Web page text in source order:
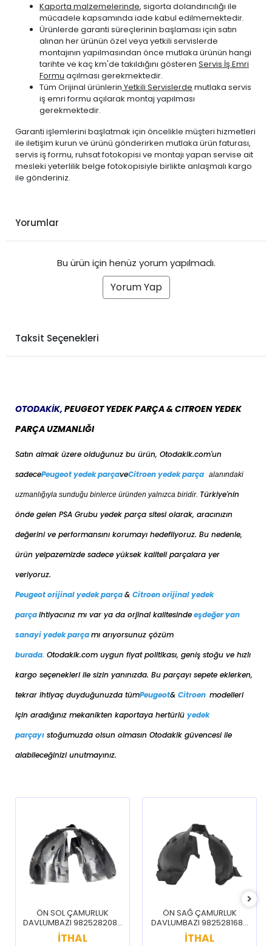
Kaporta malzemelerinde, sigorta dolandırıcılığı ile
mücadele kapsamında iade kabul edilmemektedir.
Ürünlerde garanti süreçlerinin başlaması için satın
alınan her ürünün özel veya yetkili servislerde
montajının yapılmasından önce mutlaka ürünün hangi
tarihte ve kaç km'de takıldığını gösteren Servis İş Emri
Formu açılması gerekmektedir.
Tüm Orijinal ürünlerin Yetkili Servislerde mutlaka servis
iş emri formu açılarak montaj yapılması
gerekmektedir.
Garanti işlemlerini başlatmak için öncelikle müşteri hizmetleri
ile iletişim kurun ve ürünü gönderirken mutlaka ürün faturası,
servis iş formu, ruhsat fotokopisi ve montajı yapan servise ait
mesleki yeterlilik belge fotokopisiyle birlikte anlaşmalı kargo
ile gönderiniz.
Yorumlar
Bu ürün için henüz yorum yapılmadı.
Yorum Yap
Taksit Seçenekleri
OTODAKİK, PEUGEOT YEDEK PARÇA & CITROEN YEDEK
PARÇA UZMANLIĞI
Satın almak üzere olduğunuz bu ürün, Otodakik.com'un
sadecePeugeot yedek parçaveCitroen yedek parça alanındaki
uzmanlığıyla sunduğu binlerce üründen yalnızca biridir. Türkiye'nin
önde gelen PSA Grubu yedek parça sitesi olarak, aracınızın
değerini ve performansını korumayı hedefliyoruz. Bu nedenle,
ürün yelpazemizde sadece yüksek kaliteli parçalara yer
veriyoruz.
Peugeot orijinal yedek parça& Citroen orijinal yedek
parçaihtiyacınız mı var ya da orjinal kalitesindeeşdeğeryan
sanayi yedek parçamı arıyorsunuz çözüm
burada. Otodakik.com uygun fiyat politikası, geniş stoğu ve hızlı
kargo seçenekleri ile sizin yanınızda. Bu parçayı sepete eklerken,
tekrar ihtiyaç duyduğunuzda tümPeugeot& Citroen modelleri
için aradığınız mekanikten kaportaya hertürlü yedek
parçayı stoğumuzda olsun olmasın Otodakik güvencesi ile
alabileceğinizi unutmayınız.
ÖN SOL ÇAMURLUK
DAVLUMBAZI 9825282080
/ 3008 5008 16-20
İTHAL
ÖN SAĞ ÇAMURLUK
DAVLUMBAZI 9825281680
/ 3008 5008 16-20
İTHAL